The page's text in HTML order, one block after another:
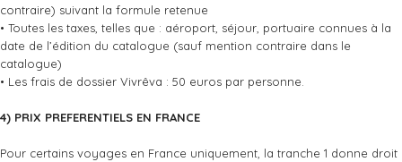
contraire) suivant la formule retenue
• Toutes les taxes, telles que : aéroport, séjour, portuaire connues à la
date de l’édition du catalogue (sauf mention contraire dans le
catalogue)
• Les frais de dossier Vivrêva : 50 euros par personne.
4) PRIX PREFERENTIELS EN FRANCE
Pour certains voyages en France uniquement, la tranche 1 donne droit